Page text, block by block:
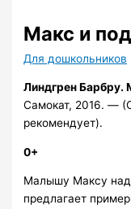
Макс и
Для дошкольников
ЛиндгренБарбру.
Самокат, 2016. —
рекомендует).
0+
Малышу Максу
предлагает